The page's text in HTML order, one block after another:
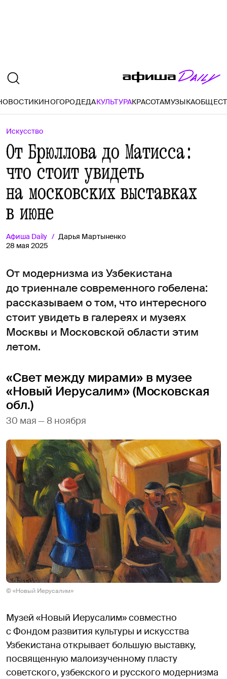
КИНОГОРОДЕДАКУЛЬТУРАКРАСОТАМУЗЫКА
Искусство
От Брюллова до Матисса:
что стоит увидеть
на московских выставках
в июне
Афиша Daily
Дарья Мартыненко
28 мая 2025
От модернизма из Узбекистана
до триеннале современного гобелена:
рассказываем о том, что интересного
стоит увидеть в галереях и музеях
Москвы и Московской области этим
летом.
«Свет между мирами» в музее
«Новый Иерусалим» (Московская
обл.)
30 мая — 8 ноября
© «Новый Иерусалим»
Музей «Новый Иерусалим» совместно
с Фондом развития культуры и искусства
Узбекистана открывает большую выставку,
посвященную малоизученному пласту
советского, узбекского и русского модернизма